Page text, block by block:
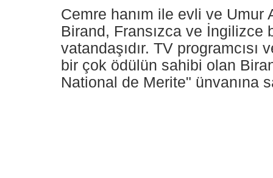
Cemre hanım ile evli ve Umur
Birand, Fransızca ve İngilizce
vatandaşıdır. TV
bir çok ödülün sahibi olan
National de Merite" ünvanına